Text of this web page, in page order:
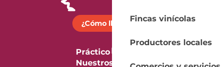
Fincas vinícolas
Productores locales
¿Cómo llegar?
Práctico
Nuestros folletos